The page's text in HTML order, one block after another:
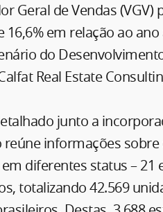
Geral de Vendas (VGV)
em relação ao
do
Real Estate
junto a
informações sobre
diferentes status – 21
totalizando 42.569